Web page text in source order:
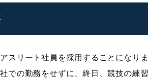
スリート社員を採用することになりま
での勤務をせずに、終日、競技の練